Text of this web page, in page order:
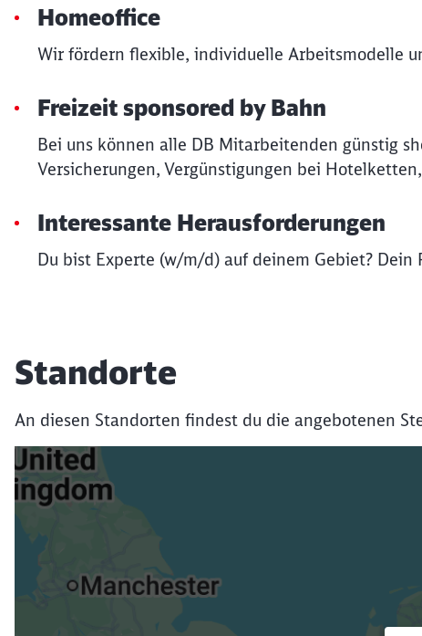
Homeoffice
Wir fördern flexible, individuelle Arbeitsmodelle
Freizeit sponsored by Bahn
Bei uns können alle DB Mitarbeitenden günstig
Versicherungen, Vergünstigungen bei
Interessante Herausforderungen
Du bist Experte (w/m/d) auf deinem Gebiet?
Standorte
An diesen Standorten findest du die angebotenen